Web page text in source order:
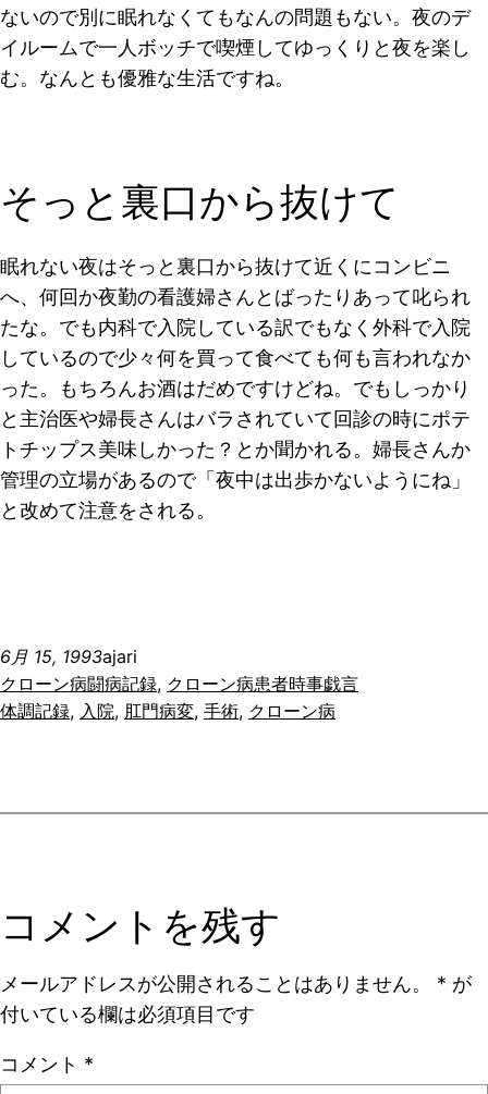
ないので別に眠れなくてもなんの問題もない。夜のデ
イルームで一人ボッチで喫煙してゆっくりと夜を楽し
む。なんとも優雅な生活ですね。
そっと裏口から抜けて
眠れない夜はそっと裏口から抜けて近くにコンビニ
へ、何回か夜勤の看護婦さんとばったりあって叱られ
たな。でも内科で入院している訳でもなく外科で入院
しているので少々何を買って食べても何も言われなか
った。もちろんお酒はだめですけどね。でもしっかり
と主治医や婦長さんはバラされていて回診の時にポテ
トチップス美味しかった？とか聞かれる。婦長さんか
管理の立場があるので「夜中は出歩かないようにね」
と改めて注意をされる。
6月 15, 1993ajari
クローン病闘病記録, クローン病患者時事戯言
体調記録, 入院, 肛門病変, 手術, クローン病
コメントを残す
メールアドレスが公開されることはありません。 * が
付いている欄は必須項目です
コメント *